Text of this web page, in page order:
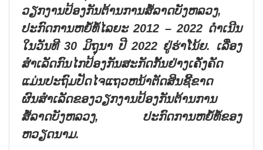
ວຽກງານປ້ອງກັນຕ້ານການສໍ້ລາດບັງຫລວງ,
ປະກົດການຫຍໍ້ທໍ້ໄລຍະ 2012 –2022 ດຳເນີນ
ໃນວັນທີ 30 ມິຖຸນາ ປີ 2022 ຢູ່ຮ່າໂນ້ຍ. ເລື່ອງ
ສຳເລັດກົນໄກປ້ອງກັນສະກັດກັ້ນຢ່າງເຄັ່ງຄັດ
ແມ່ນປະຖົມປັດໄຈແຖວຫນ້າຕັດສິນຊີ້ຂາດ
ຜົນສຳເລັດຂອງວຽກງານປ້ອງກັນຕ້ານການ
ສໍ້ລາດບັງຫລວງ, ປະກົດການຫຍໍ້ທໍ້ຂອງ
ຫວຽດນາມ.